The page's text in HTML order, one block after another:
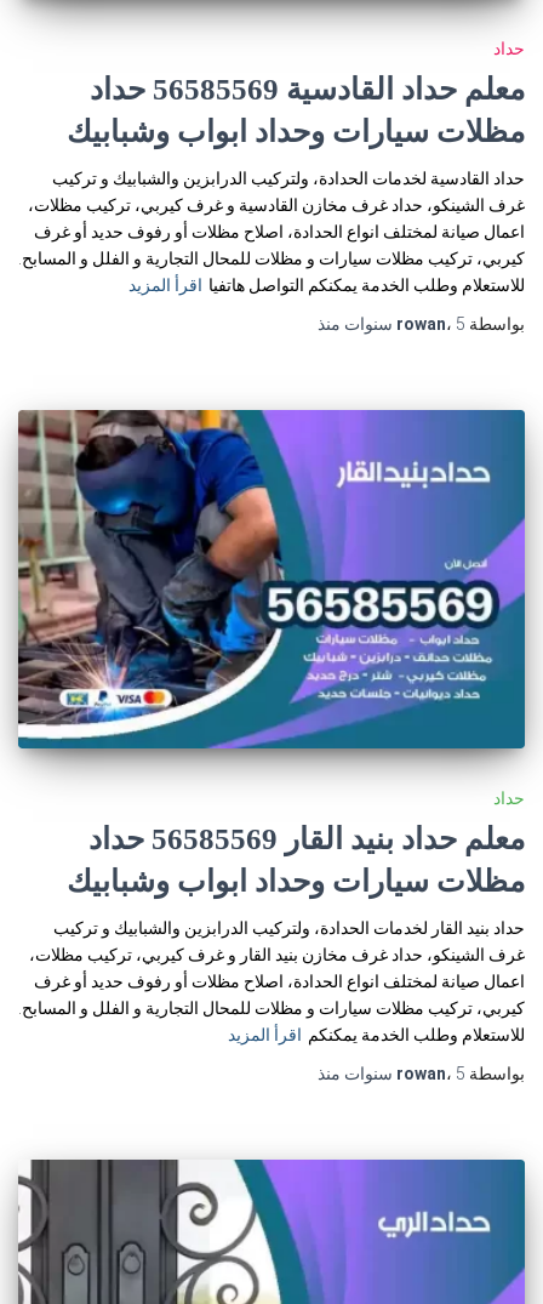
حداد
معلم حداد القادسية 56585569 حداد
مظلات سيارات وحداد ابواب وشبابيك
حداد القادسية لخدمات الحدادة، ولتركيب الدرابزين والشبابيك و تركيب
غرف الشينكو، حداد غرف مخازن القادسية و غرف كيربي، تركيب مظلات،
اعمال صيانة لمختلف انواع الحدادة، اصلاح مظلات أو رفوف حديد أو غرف
كيربي، تركيب مظلات سيارات و مظلات للمحال التجارية و الفلل و المسابح.
للاستعلام وطلب الخدمة يمكنكم التواصل هاتفيا اقرأ المزيد
بواسطة
rowan، 5 سنوات منذ
حداد
معلم حداد بنيد القار 56585569 حداد
مظلات سيارات وحداد ابواب وشبابيك
حداد بنيد القار لخدمات الحدادة، ولتركيب الدرابزين والشبابيك و تركيب
غرف الشينكو، حداد غرف مخازن بنيد القار و غرف كيربي، تركيب مظلات،
اعمال صيانة لمختلف انواع الحدادة، اصلاح مظلات أو رفوف حديد أو غرف
كيربي، تركيب مظلات سيارات و مظلات للمحال التجارية و الفلل و المسابح.
للاستعلام وطلب الخدمة يمكنكم اقرأ المزيد
بواسطة
rowan، 5 سنوات منذ